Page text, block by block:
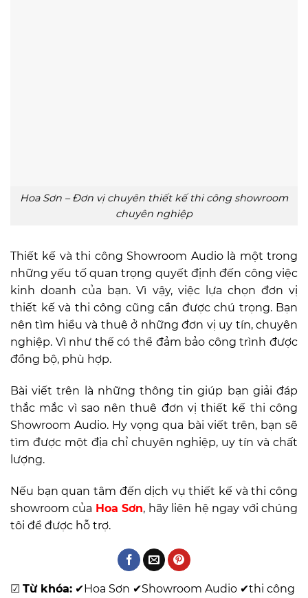
Hoa Sơn – Đơn vị chuyên thiết kế thi công showroom
chuyên nghiệp
Thiết kế và thi công Showroom Audiolà một trong
những yếu tố quan trọng quyết định đến công việc
kinh doanh của bạn. Vì vậy, việc lựa chọn đơn vị
thiết kế và thi công cũng cần được chú trọng. Bạn
nên tìm hiểu và thuê ở những đơn vị uy tín, chuyên
nghiệp. Vì như thế có thể đảm bảo công trình được
đồng bộ, phù hợp.
Bài viết trên là những thông tin giúp bạn giải đáp
thắc mắc vì sao nên thuê đơn vị thiết kế thi công
Showroom Audio. Hy vọng qua bài viết trên, bạn sẽ
tìm được một địa chỉ chuyên nghiệp, uy tín và chất
lượng.
Nếu bạn quan tâm đến dịch vụ thiết kế và thi công
showroom của Hoa Sơn, hãy liên hệ ngay với chúng
tôi để được hỗ trợ.
☑ Từ khóa: ✔Hoa Sơn ✔Showroom Audio ✔thi công